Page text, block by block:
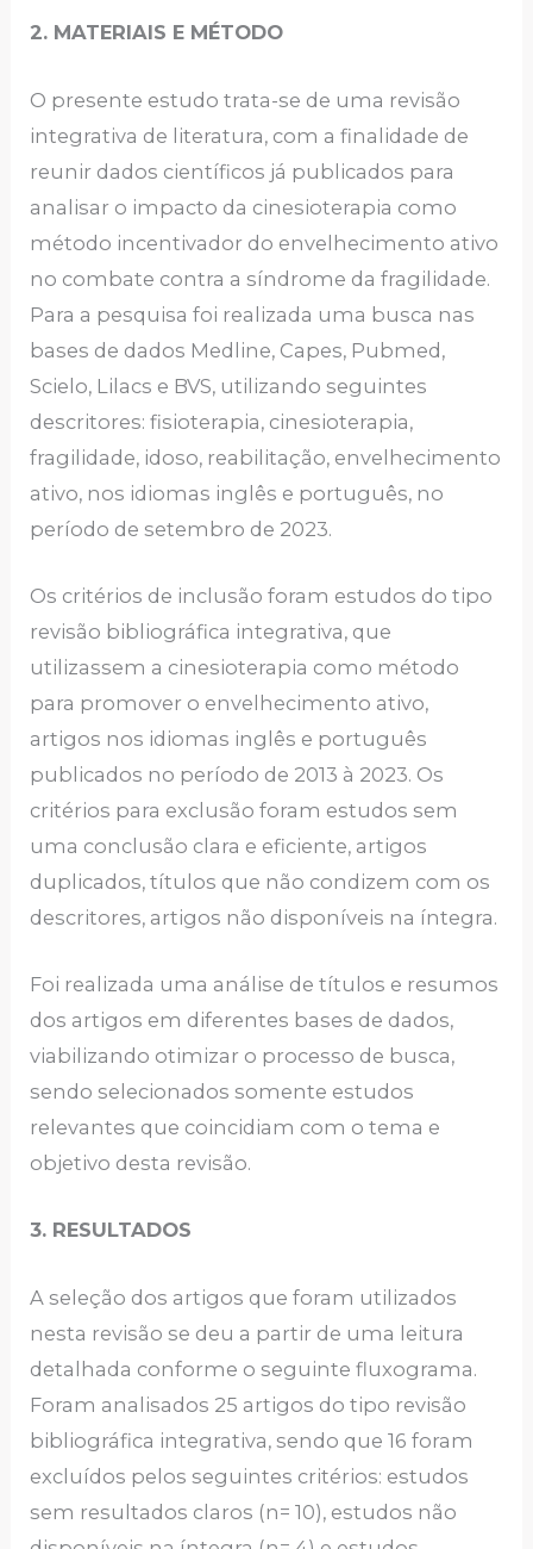
2. MATERIAIS E MÉTODO
O presente estudo trata-se de uma revisão
integrativa de literatura, com a finalidade de
reunir dados científicos já publicados para
analisar o impacto da cinesioterapia como
método incentivador do envelhecimento ativo
no combate contra a síndrome da fragilidade.
Para a pesquisa foi realizada uma busca nas
bases de dados Medline, Capes, Pubmed,
Scielo, Lilacs e BVS, utilizando seguintes
descritores: fisioterapia, cinesioterapia,
fragilidade, idoso, reabilitação, envelhecimento
ativo, nos idiomas inglês e português, no
período de setembro de 2023.
Os critérios de inclusão foram estudos do tipo
revisão bibliográfica integrativa, que
utilizassem a cinesioterapia como método
para promover o envelhecimento ativo,
artigos nos idiomas inglês e português
publicados no período de 2013 à 2023. Os
critérios para exclusão foram estudos sem
uma conclusão clara e eficiente, artigos
duplicados, títulos que não condizem com os
descritores, artigos não disponíveis na íntegra.
Foi realizada uma análise de títulos e resumos
dos artigos em diferentes bases de dados,
viabilizando otimizar o processo de busca,
sendo selecionados somente estudos
relevantes que coincidiam com o tema e
objetivo desta revisão.
3. RESULTADOS
A seleção dos artigos que foram utilizados
nesta revisão se deu a partir de uma leitura
detalhada conforme o seguinte fluxograma.
Foram analisados 25 artigos do tipo revisão
bibliográfica integrativa, sendo que 16 foram
excluídos pelos seguintes critérios: estudos
sem resultados claros (n= 10), estudos não